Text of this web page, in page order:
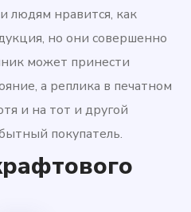
людям нравится, как
но они совершенно
может принести
а реплика в печатном
и на тот и другой
покупатель.